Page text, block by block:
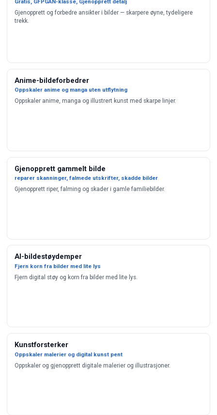
Gratis, GFPGAN-klasse, Gjenopprett detalj
Gjenopprett og forbedre ansikter i bilder — skarpere øyne, tydeligere
trekk.
Anime-bildeforbedrer
Oppskaler anime og manga uten utflytning
Oppskaler anime, manga og illustrert kunst med skarpe linjer.
Gjenopprett gammelt bilde
reparer skanninger, falmede utskrifter, skadde bilder
Gjenopprett riper, falming og skader i gamle familiebilder.
AI-bildestøydemper
Fjern korn fra bilder med lite lys
Fjern digital støy og korn fra bilder med lite lys.
Kunstforsterker
Oppskaler malerier og digital kunst pent
Oppskaler og gjenopprett digitale malerier og illustrasjoner.